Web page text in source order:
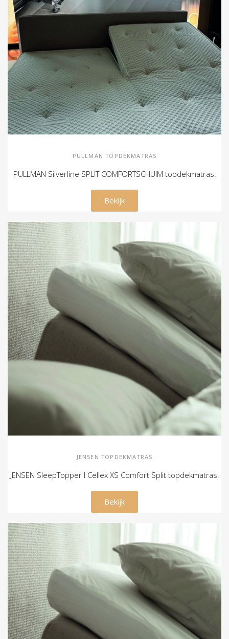
PULLMAN TOPDEKMATRAS
PULLMAN Silverline SPLIT COMFORTSCHUIM topdekmatras.
€ 699,00
Bekijk
JENSEN TOPDEKMATRAS
JENSEN SleepTopper I Cellex XS Comfort Split topdekmatras.
€ 849,00
Bekijk